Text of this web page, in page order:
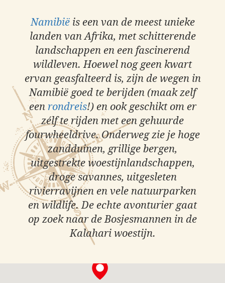
Namibië is een van de meest unieke
landen van Afrika, met schitterende
landschappen en een fascinerend
wildleven. Hoewel nog geen kwart
ervan geasfalteerd is, zijn de wegen in
Namibië goed te berijden (maak zelf
een rondreis!) en ook geschikt om er
zélf te rijden met een gehuurde
fourwheeldrive. Onderweg zie je hoge
zandduinen, grillige bergen,
uitgestrekte woestijnlandschappen,
droge savannes, uitgesleten
rivierravijnen en vele natuurparken
en wildlife. De echte avonturier gaat
op zoek naar de Bosjesmannen in de
Kalahari woestijn.